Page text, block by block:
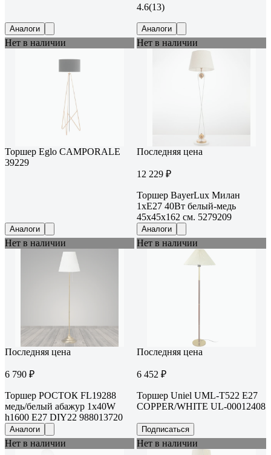
Аналоги
4.6(13)
Аналоги
Нет в наличии
Торшер Eglo CAMPORALE
39229
Аналоги
Нет в наличии
Последняя цена
12 229 ₽
Торшер BayerLux Милан
1хE27 40Вт белый-медь
45х45х162 см. 5279209
Аналоги
Нет в наличии
Последняя цена
6 790 ₽
Торшер РОСТОК FL19288
медь/белый абажур 1x40W
h1600 E27 DIY22 988013720
Аналоги
Нет в наличии
Последняя цена
6 452 ₽
Торшер Uniel UML-T522 E27
COPPER/WHITE UL-00012408
Подписаться
Нет в наличии Нет в наличии